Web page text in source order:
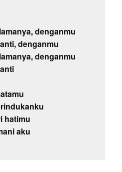
denganmu
denganmu
denganmu
hatimu
aku